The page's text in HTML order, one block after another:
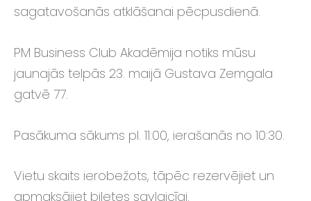
sagatavošanās atklāšanai pēcpusdienā.
PM Business Club Akadēmija notiks mūsu
jaunajās telpās 23. maijā Gustava Zemgala
gatvē 77.
Pasākuma sākums pl. 11:00, ierašanās no 10:30.
Vietu skaits ierobežots, tāpēc rezervējiet un
apmaksājiet biļetes savlaicīgi.